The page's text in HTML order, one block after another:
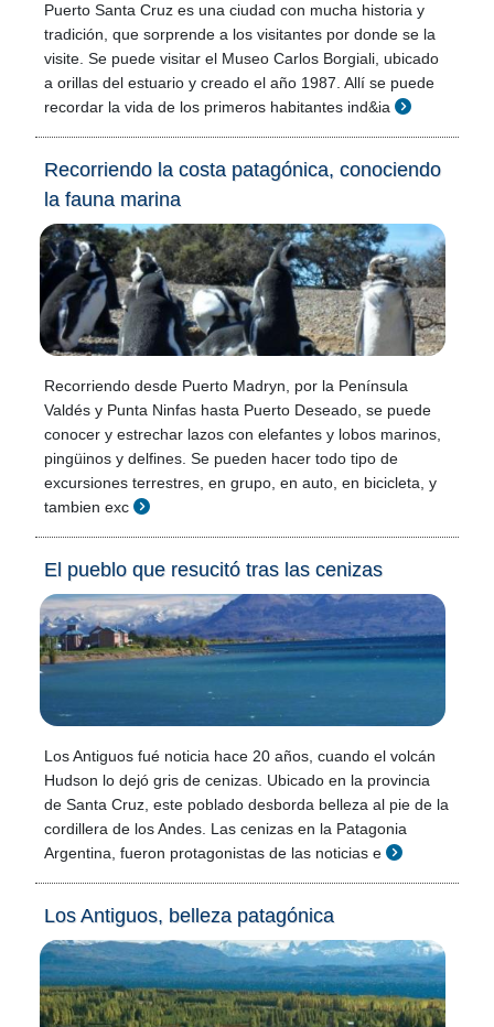
Puerto Santa Cruz es una ciudad con mucha historia y
tradición, que sorprende a los visitantes por donde se la
visite. Se puede visitar el Museo Carlos Borgiali, ubicado
a orillas del estuario y creado el año 1987. Allí se puede
recordar la vida de los primeros habitantes ind&ia
Recorriendo la costa patagónica, conociendo
la fauna marina
Recorriendo desde Puerto Madryn, por la Península
Valdés y Punta Ninfas hasta Puerto Deseado, se puede
conocer y estrechar lazos con elefantes y lobos marinos,
pingüinos y delfines. Se pueden hacer todo tipo de
excursiones terrestres, en grupo, en auto, en bicicleta, y
tambien exc
El pueblo que resucitó tras las cenizas
Los Antiguos fué noticia hace 20 años, cuando el volcán
Hudson lo dejó gris de cenizas. Ubicado en la provincia
de Santa Cruz, este poblado desborda belleza al pie de la
cordillera de los Andes. Las cenizas en la Patagonia
Argentina, fueron protagonistas de las noticias e
Los Antiguos, belleza patagónica